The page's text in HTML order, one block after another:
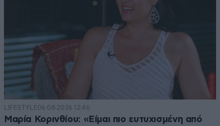
LIFESTYLE06·08·2026 12:46
Μαρία Κορινθίου: «Είμαι πιο ευτυχισμένη από